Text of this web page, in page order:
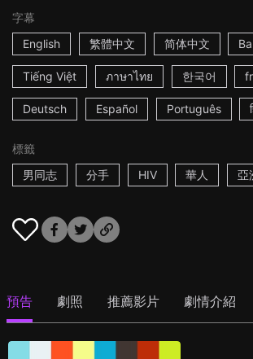
字幕
English
繁體中文 简体中文
Tiếng Việt ภาษาไทย 한국어
Deutsch Español Português
標籤
男同志
分手 HIV 華人 亞
預告 劇照 推薦影片 劇情介紹